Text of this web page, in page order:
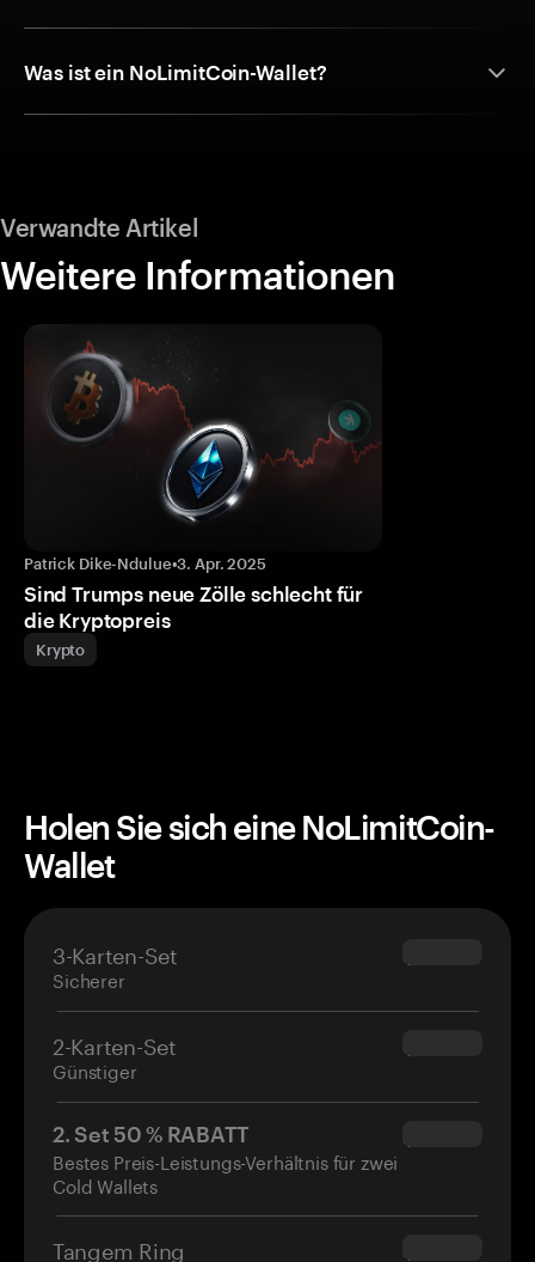
Was ist ein NoLimitCoin-Wallet?
Verwandte Artikel
Weitere Informationen
Patrick Dike-Ndulue•3. Apr. 2025
Sind Trumps neue Zölle schlecht für
die Kryptopreis
Krypto
Holen Sie sich eine NoLimitCoin-
Wallet
3-Karten-Set
Sicherer
$69.90
2-Karten-Set
Günstiger
$54.90
2. Set 50 % RABATT
Bestes Preis-Leistungs-Verhältnis für zwei
Cold Wallets
$34.95
Tangem Ring $160.00